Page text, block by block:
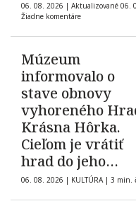
06. 08. 2026 | Aktualizované 06.
Žiadne komentáre
Múzeum
informovalo o
stave obnovy
vyhoreného
Krásna Hôrka.
Cieľom je vrátiť
hrad do jeho
pôvodnej
roku 1903
06. 08. 2026 | KULTÚRA | 3 min.